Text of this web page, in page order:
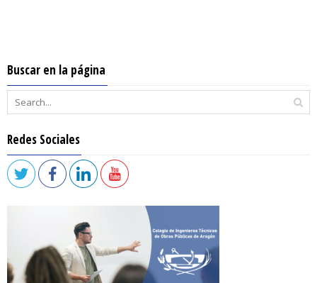
Buscar en la página
Redes Sociales